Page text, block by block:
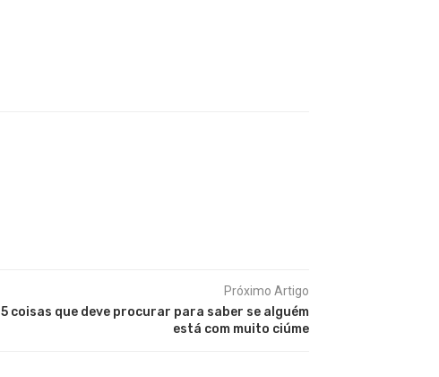
Próximo Artigo
5 coisas que deve procurar para saber se alguém
está com muito ciúme